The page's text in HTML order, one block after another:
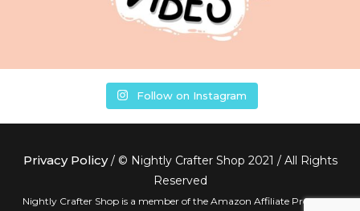
Follow on Instagram
Privacy Policy/ © Nightly Crafter Shop 2021 / All Rights
Reserved
Nightly Crafter Shop is a member of the Amazon Affiliate Program.